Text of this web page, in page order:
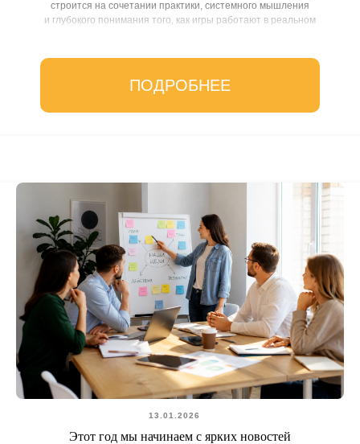
строится на сочетании практики, системного мышления
и глубокого понимания того, как игры работают в реальном
ПОДРОБНЕЕ
13.01.2026
Этот год мы начинаем с ярких новостей